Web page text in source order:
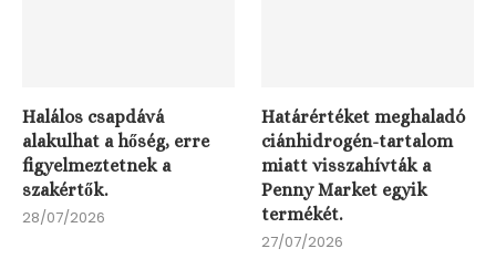
Halálos csapdává
alakulhat a hőség, erre
figyelmeztetnek a
szakértők.
28/07/2026
Határértéket meghaladó
ciánhidrogén-tartalom
miatt visszahívták a
Penny Market egyik
termékét.
27/07/2026